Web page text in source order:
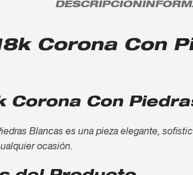
DESCRIPCIÓN
Corona Con
Corona Con
Blancas es una pieza elegante,
ocasión.